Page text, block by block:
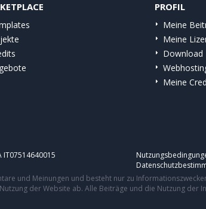
PROFIL
Meine
Meine
Download
Meine
IT07514640015
und Meinungen und besteht nur zu
der Website ab. Alle Beiträge und die Nutzung